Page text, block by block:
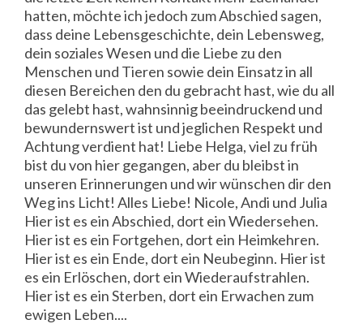
hatten, möchte ich jedoch zum Abschied sagen,
dass deine Lebensgeschichte, dein Lebensweg,
dein soziales Wesen und die Liebe zu den
Menschen und Tieren sowie dein Einsatz in all
diesen Bereichen den du gebracht hast, wie du all
das gelebt hast, wahnsinnig beeindruckend und
bewundernswert ist und jeglichen Respekt und
Achtung verdient hat! Liebe Helga, viel zu früh
bist du von hier gegangen, aber du bleibst in
unseren Erinnerungen und wir wünschen dir den
Weg ins Licht! Alles Liebe! Nicole, Andi und Julia
Hier ist es ein Abschied, dort ein Wiedersehen.
Hier ist es ein Fortgehen, dort ein Heimkehren.
Hier ist es ein Ende, dort ein Neubeginn. Hier ist
es ein Erlöschen, dort ein Wiederaufstrahlen.
Hier ist es ein Sterben, dort ein Erwachen zum
ewigen Leben....